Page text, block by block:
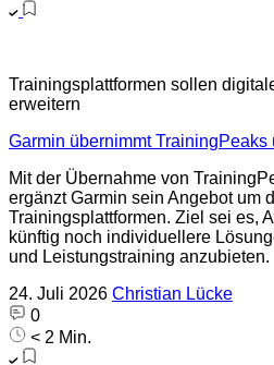
Trainingsplattformen sollen
erweitern
Garmin übernimmt TrainingPeaks
Mit der Übernahme von
ergänzt Garmin sein Angebot um
Trainingsplattformen. Ziel sei es,
künftig noch individuellere
und Leistungstraining anzubieten.
24. Juli 2026 Christian Lücke
0
< 2 Min.